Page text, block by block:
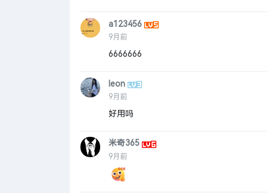
a123456
9月前
6666666
leon
9月前
好用吗
米奇365
9月前